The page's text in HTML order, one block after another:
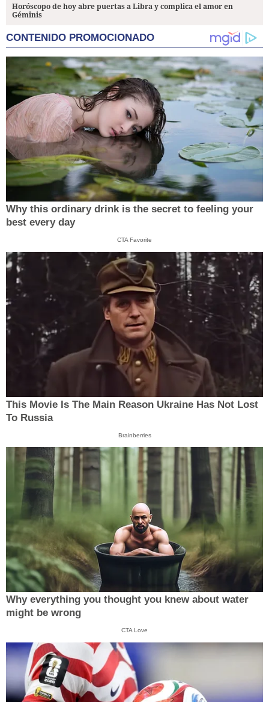
Horóscopo de hoy abre puertas a Libra y complica el amor en
Géminis
CONTENIDO PROMOCIONADO
Why this ordinary drink is the secret to feeling your
best every day
CTA Favorite
This Movie Is The Main Reason Ukraine Has Not Lost
To Russia
Brainberries
Why everything you thought you knew about water
might be wrong
CTA Love